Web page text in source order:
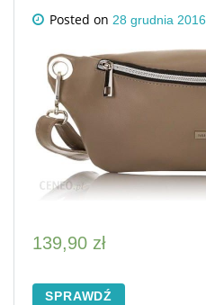
Posted on 28 grudnia 2016
139,90 zł
SPRAWDŹ